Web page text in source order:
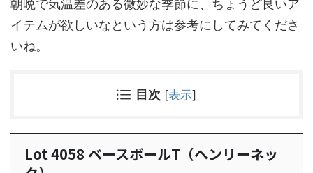
朝晩で気温差のある微妙な季節に、ちょうど良いア
イテムが欲しいなという方は参考にしてみてくださ
いね。
目次 [表示]
Lot 4058 ベースボールT（ヘンリーネッ